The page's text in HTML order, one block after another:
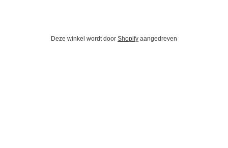
Deze winkel wordt door Shopify aangedreven